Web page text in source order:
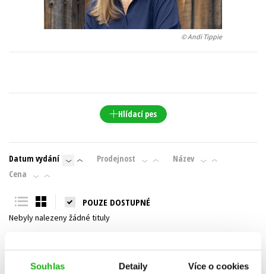
Souhlas Detaily Více o cookies
Young adult (SK)
Zahraniční literatura Zdraví a životní styl
© Andi Tippie
Hlídací pes
Datum vydání Prodejnost
Název
Cena
POUZE DOSTUPNÉ
Nebyly nalezeny žádné tituly